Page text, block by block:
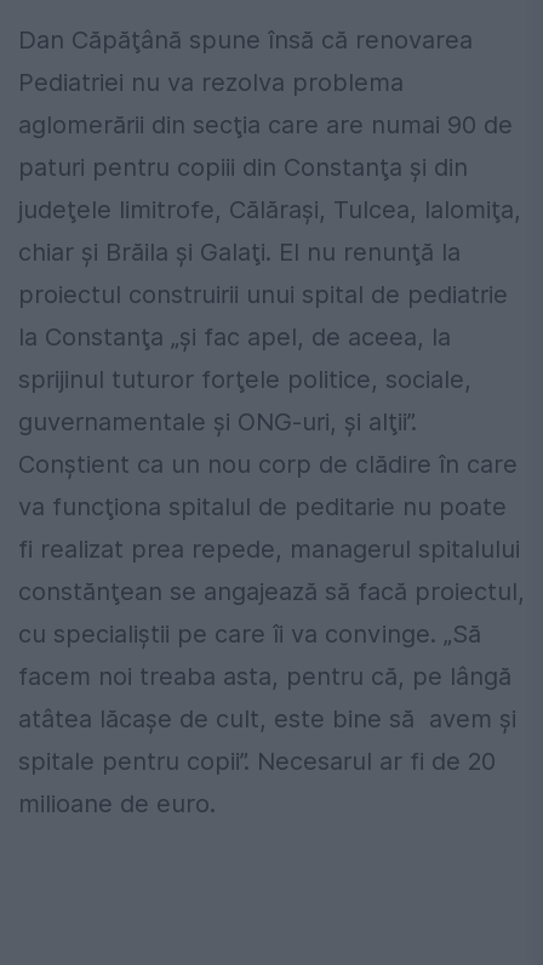
Dan Căpăţână spune însă că renovarea
Pediatriei nu va rezolva problema
aglomerării din secţia care are numai 90 de
paturi pentru copiii din Constanţa şi din
judeţele limitrofe, Călăraşi, Tulcea, Ialomiţa,
chiar şi Brăila şi Galaţi. El nu renunţă la
proiectul construirii unui spital de pediatrie
la Constanţa „şi fac apel, de aceea, la
sprijinul tuturor forţele politice, sociale,
guvernamentale şi ONG-uri, şi alţii”.
Conştient ca un nou corp de clădire în care
va funcţiona spitalul de peditarie nu poate
fi realizat prea repede, managerul spitalului
constănţean se angajează să facă proiectul,
cu specialiştii pe care îi va convinge. „Să
facem noi treaba asta, pentru că, pe lângă
atâtea lăcaşe de cult, este bine să avem şi
spitale pentru copii”. Necesarul ar fi de 20
milioane de euro.